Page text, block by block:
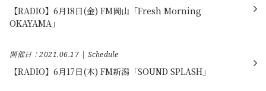
【RADIO】6月18日(金) FM岡山「Fresh Morning
OKAYAMA」
開催日：2021.06.17 Schedule
【RADIO】6月17日(木) FM新潟「SOUND SPLASH」